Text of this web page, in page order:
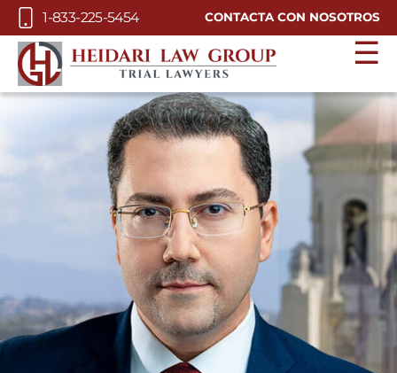
Skip to Main Content
1-833-225-5454 CONTACTA CON NOSOTROS
☰